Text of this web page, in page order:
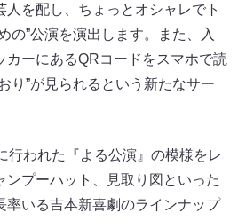
人を配し、ちょっとオシャレでト
の”公演を演出します。また、入
カーにあるQRコードをスマホで読
り”が見られるという新たなサー
行われた『よる公演』の模様をレ
プーハット、見取り図といった
率いる吉本新喜劇のラインナップ